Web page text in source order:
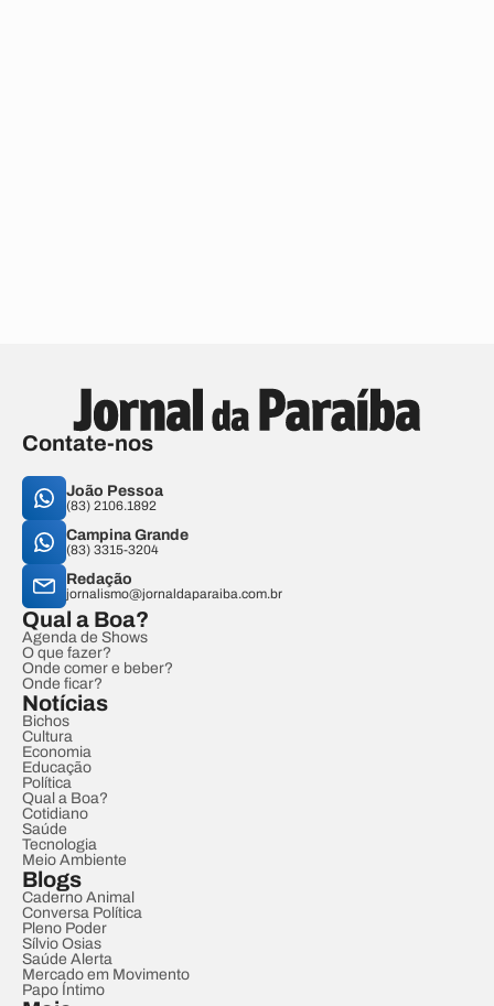
Contate-nos
João Pessoa
(83) 2106.1892
Campina Grande
(83) 3315-3204
Redação
jornalismo@jornaldaparaiba.com.br
Qual a Boa?
Agenda de Shows
O que fazer?
Onde comer e beber?
Onde ficar?
Notícias
Bichos
Cultura
Economia
Educação
Política
Qual a Boa?
Cotidiano
Saúde
Tecnologia
Meio Ambiente
Blogs
Caderno Animal
Conversa Política
Pleno Poder
Sílvio Osias
Saúde Alerta
Mercado em Movimento
Papo Íntimo